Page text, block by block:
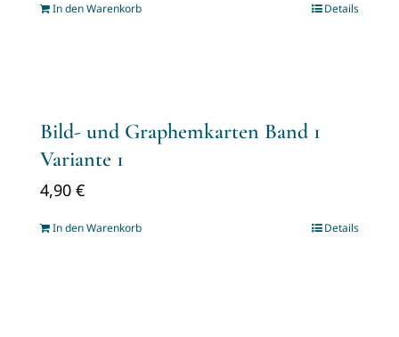
In den Warenkorb Details
Bild- und Graphemkarten Band 1
Variante 1
4,90 €
In den Warenkorb Details